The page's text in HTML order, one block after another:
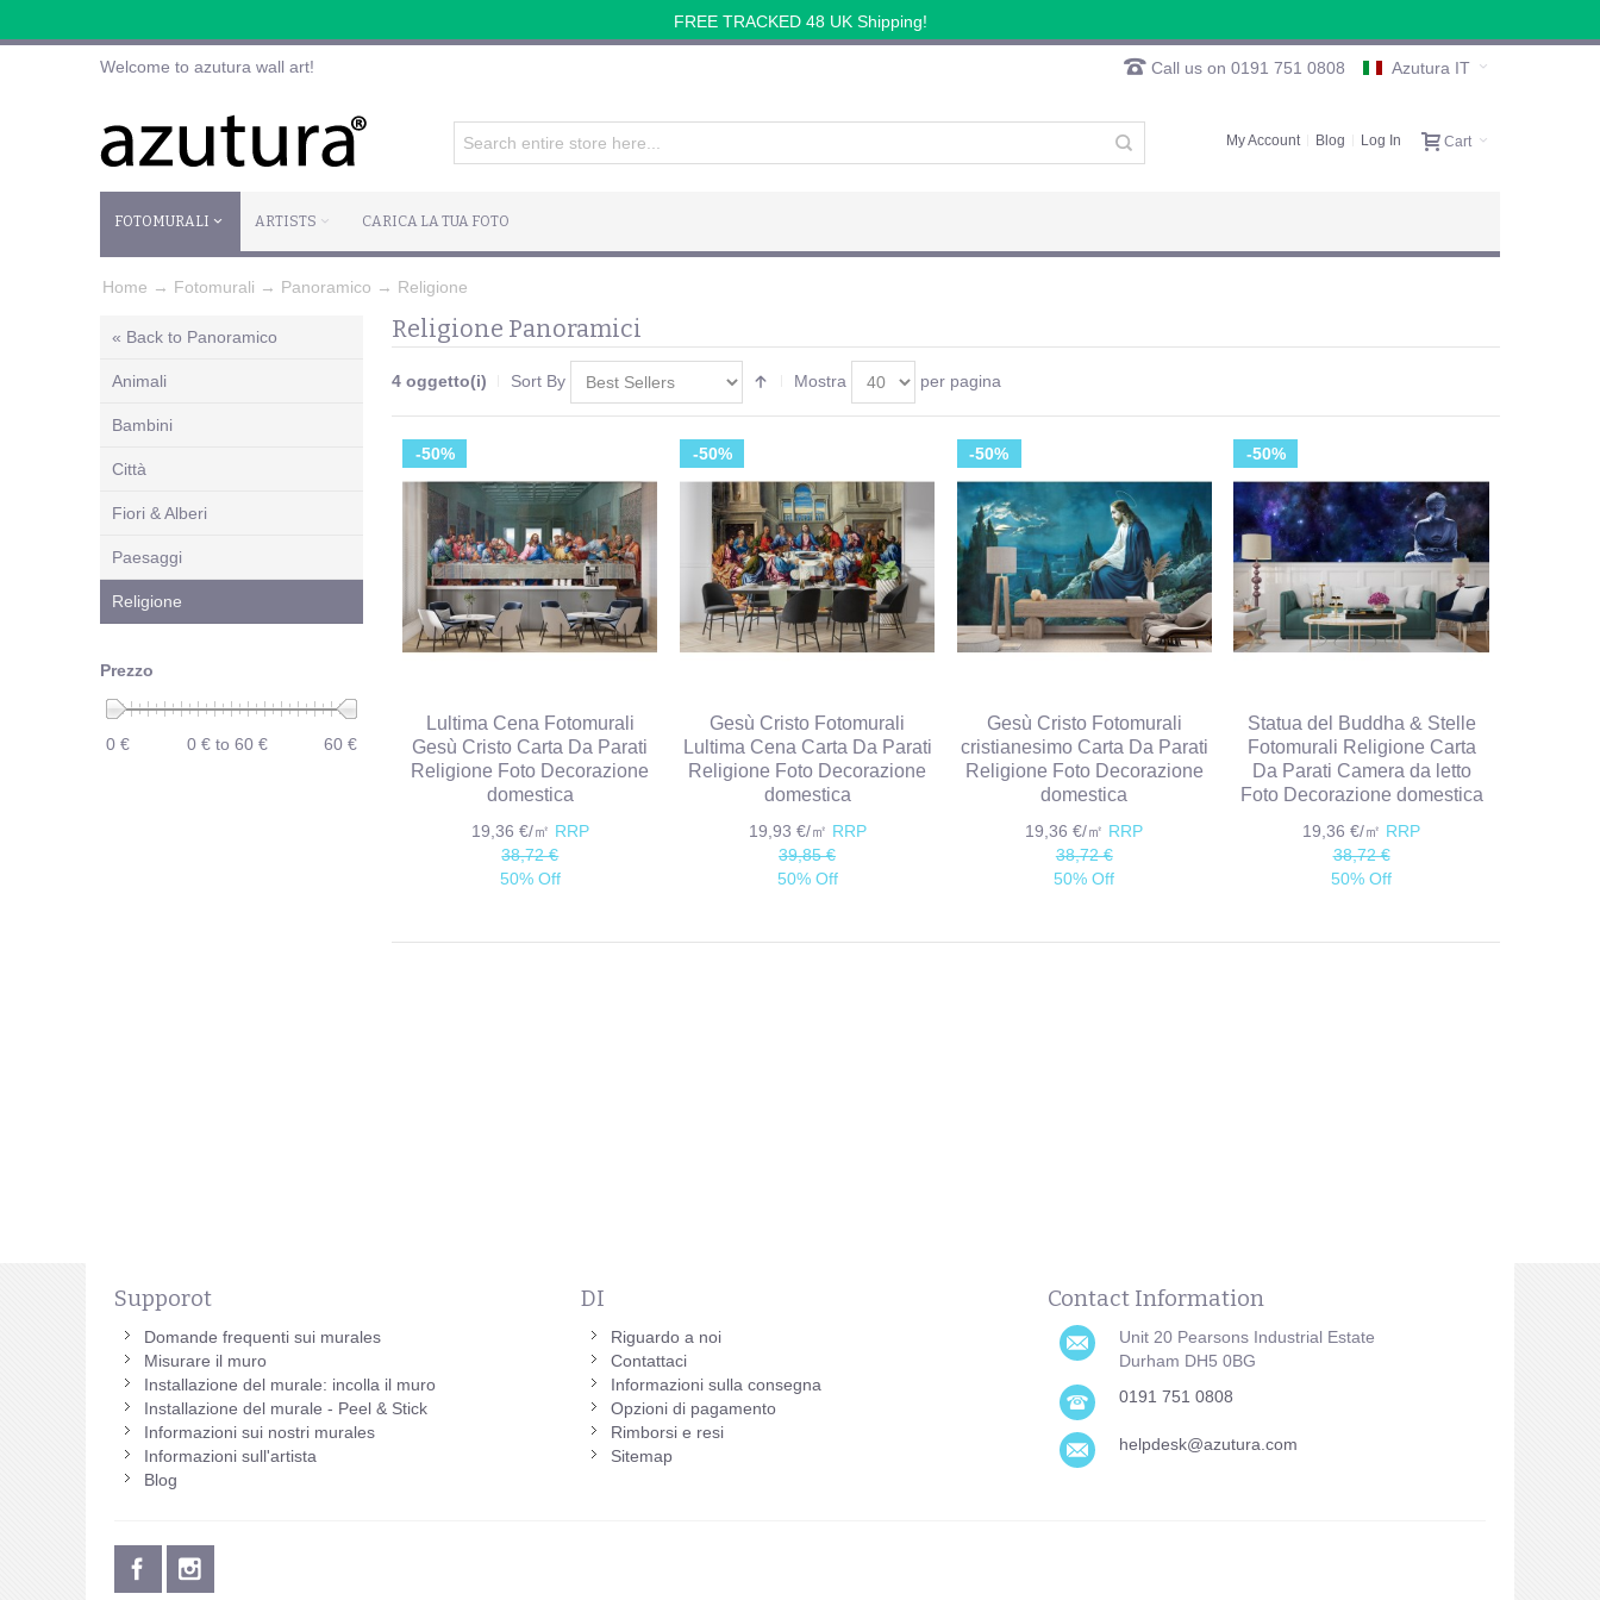
FREE TRACKED 48 UK Shipping!
Welcome to azutura wall art! Azutura IT
Call us on 0191 751 0808
Cart
My Account Blog Log In
FOTOMURALI ARTISTS CARICA LA TUA FOTO
Home → Fotomurali → Panoramico → Religione
Religione Panoramici
4 oggetto(i) Sort By Mostra per pagina
-50%
Lultima Cena Fotomurali
Gesù Cristo Carta Da Parati
Religione Foto Decorazione
domestica
19,36 €/㎡ RRP
38,72 €
50% Off
-50%
Gesù Cristo Fotomurali
Lultima Cena Carta Da Parati
Religione Foto Decorazione
domestica
19,93 €/㎡ RRP
39,85 €
50% Off
-50%
Gesù Cristo Fotomurali
cristianesimo Carta Da Parati
Religione Foto Decorazione
domestica
19,36 €/㎡ RRP
38,72 €
50% Off
-50%
Statua del Buddha & Stelle
Fotomurali Religione Carta
Da Parati Camera da letto
Foto Decorazione domestica
19,36 €/㎡ RRP
38,72 €
50% Off
Prezzo
0 € 60 €
0 € to 60 €
« Back to Panoramico
Animali
Bambini
Città
Fiori & Alberi
Paesaggi
Religione
Supporot
Domande frequenti sui murales
Misurare il muro
Installazione del murale: incolla il muro
Installazione del murale - Peel & Stick
Informazioni sui nostri murales
Informazioni sull'artista
Blog
DI
Riguardo a noi
Contattaci
Informazioni sulla consegna
Opzioni di pagamento
Rimborsi e resi
Sitemap
Contact Information
Unit 20 Pearsons Industrial Estate
Durham DH5 0BG
0191 751 0808
helpdesk@azutura.com